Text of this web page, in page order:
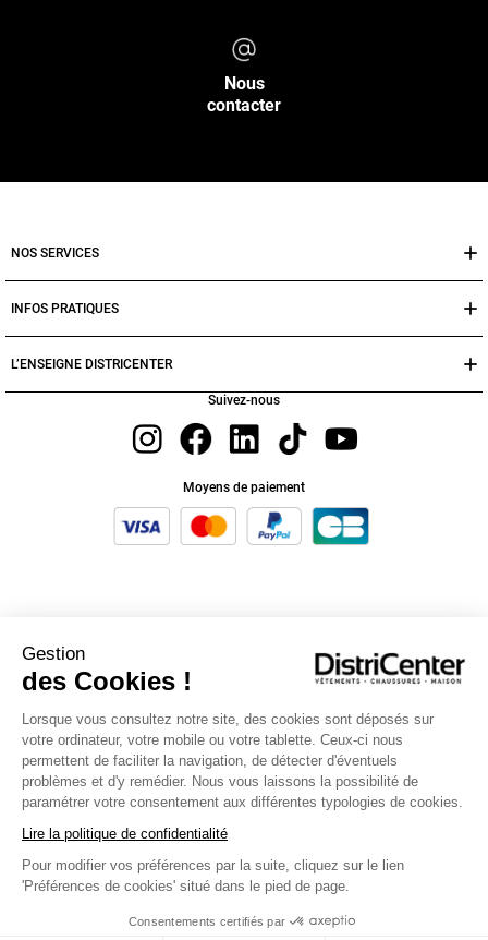
Gestion
des Cookies !
Lorsque vous consultez notre site, des cookies sont déposés sur
votre ordinateur, votre mobile ou votre tablette. Ceux-ci nous
permettent de faciliter la navigation, de détecter d'éventuels
problèmes et d'y remédier. Nous vous laissons la possibilité de
paramétrer votre consentement aux différentes typologies de cookies.
Lire la politique de confidentialité
Pour modifier vos préférences par la suite, cliquez sur le lien
'Préférences de cookies' situé dans le pied de page.
Consentements certifiés par
Découvrez toute notre collection de chaussures de plage à petits prix ! Des tongs
décontractées aux claquettes tendance et aux espadrilles confortables, nous avons
indispensable pour la saison estival, n'oubliez pas de faire un tour dans notre
sélection de vêtement femme pour vous habillez chaudement et trouver votre future
perle rare !
Des chaussures parfaite pour l’été
piscine. Optez pour des claquettes pour une promenade en ville ou une soirée entre
soit votre choix, notre large gamme de modèles et de couleurs vous permettra de
trouver la paire parfaite pour compléter votre garde-robe estivale ! Alors ne tardez
inoubliable avec DistriCenter !
Nous
contacter
NOS SERVICES
INFOS PRATIQUES
L’ENSEIGNE DISTRICENTER
Suivez-nous
Moyens de paiement